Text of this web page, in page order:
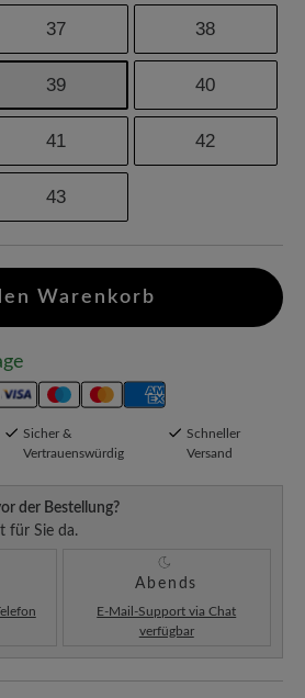
37 38
39 40
41 42
43
Warenkorb
Sicher &
Vertrauenswürdig
Schneller
Versand
der Bestellung?
für Sie da.
Abends
E-Mail-Support via Chat
verfügbar